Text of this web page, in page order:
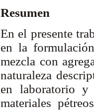
Resumen
En el presente
en la
mezcla con
naturaleza
en laboratorio
materiales